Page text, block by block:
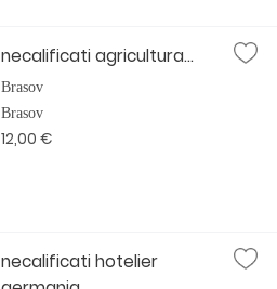
necalificati agricultura...
Brasov
Brasov
12,00 €
necalificati hotelier